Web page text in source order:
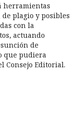
herramientas
plagio y posibles
con la
actuando
de
que pudiera
Consejo Editorial.